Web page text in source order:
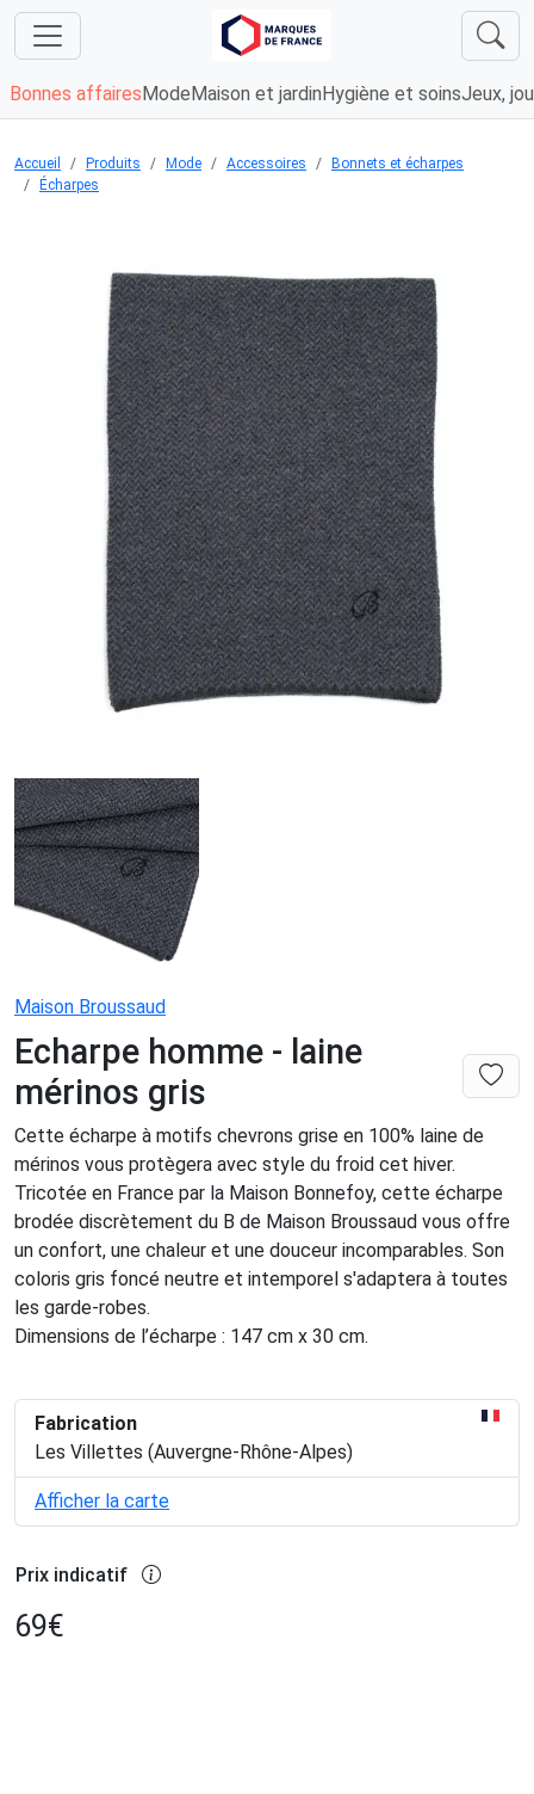
Bonnes affaires Mode Maison et jardin Hygiène et soinsJeux,
Accueil Produits Mode Accessoires
Bonnets et écharpes
Écharpes
Maison Broussaud
Echarpe homme - laine
mérinos gris
Cette écharpe à motifs chevrons grise en 100% laine de
mérinos vous protègera avec style du froid cet hiver.
Tricotée en France par la Maison Bonnefoy, cette écharpe
brodée discrètement du B de Maison Broussaud vous offre
un confort, une chaleur et une douceur incomparables. Son
coloris gris foncé neutre et intemporel s'adaptera à toutes
les garde-robes.
Dimensions de l’écharpe : 147 cm x 30 cm.
Fabrication
Les Villettes (Auvergne-Rhône-Alpes)
Afficher la carte
Prix indicatif
69€